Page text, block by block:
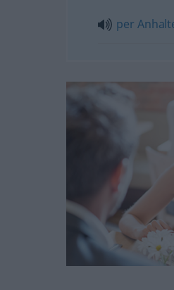
per